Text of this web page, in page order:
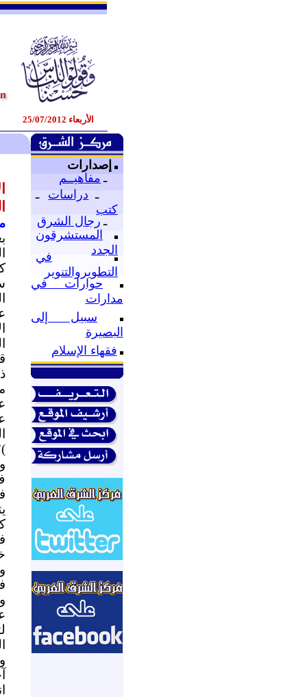
الأربعاء 25/07/2012
إصدارات
ـ مفاهيــم
ـ دراسات
ـ
كتب
ـ رجال الشرق
المستشرقون
الجدد
في
التطويروالتنوير
حوارات في
مدارات
سبيل إلى
البصيرة
فقهاء الإسلام